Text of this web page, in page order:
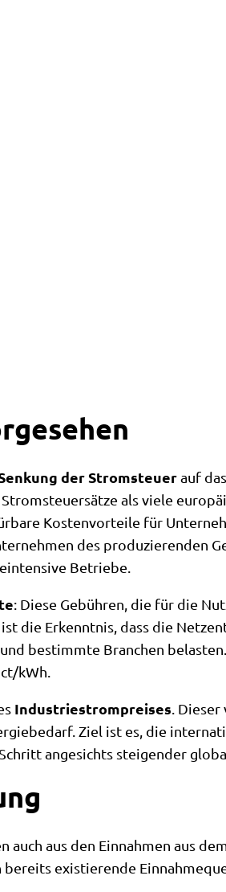
der Stromsteuerauf das
als viele
Kostenvorteile für
des produzierenden
Betriebe.
: Diese Gebühren, die für die
die Erkenntnis, dass die
bestimmte Branchen
kWh.
Industriestrompreises .
Ziel ist es, die
angesichts steigender
auch aus den Einnahmen aus
existierende